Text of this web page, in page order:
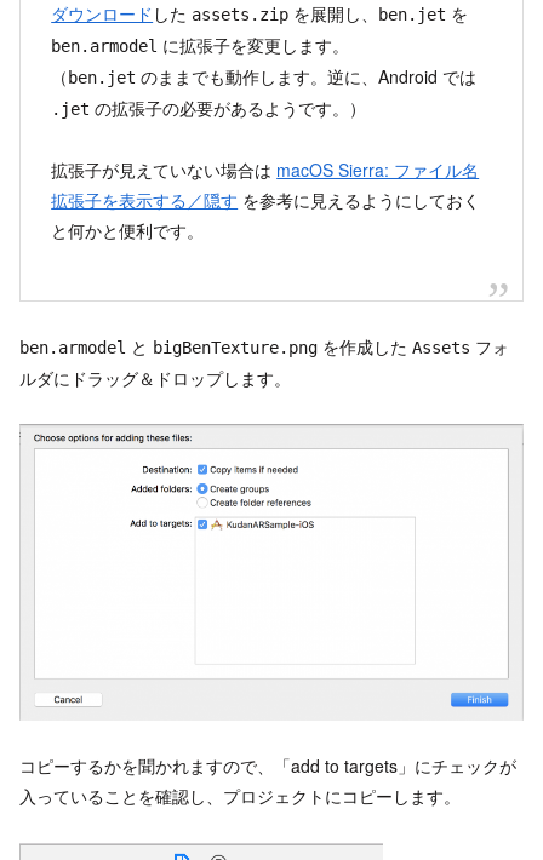
ダウンロード した assets.zip を展開し、 ben.jet を
ben.armodel に拡張子を変更します。
（ ben.jet のままでも動作します。逆に、Android では
.jet の拡張子の必要があるようです。）
拡張子が見えていない場合は macOS Sierra: ファイル名
拡張子を表示する／隠す を参考に見えるようにしておく
と何かと便利です。
ben.armodel と bigBenTexture.png を作成した Assets フォ
ルダにドラッグ＆ドロップします。
コピーするかを聞かれますので、「add to targets」にチェックが
入っていることを確認し、プロジェクトにコピーします。